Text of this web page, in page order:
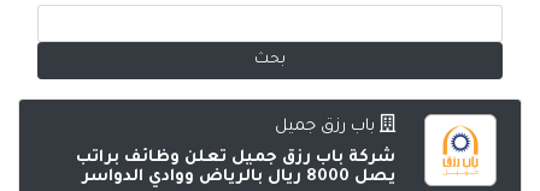
باب رزق جميل
شركة باب رزق جميل تعلن وظائف براتب
يصل 8000 ريال بالرياض ووادي الدواسر